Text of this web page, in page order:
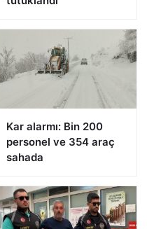
Kar alarmı: Bin 200
personel ve 354 araç
sahada